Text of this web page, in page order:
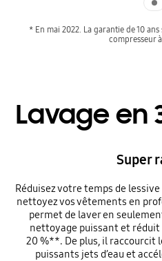
* En mai 2022. La garantie de 10 ans
compresseur
Lavage en
Super
Réduisez votre temps de
nettoyez vos vêtements en
permet de laver en
nettoyage puissant et réduit
20 %**. De plus, il raccourcit
puissants jets d’eau et